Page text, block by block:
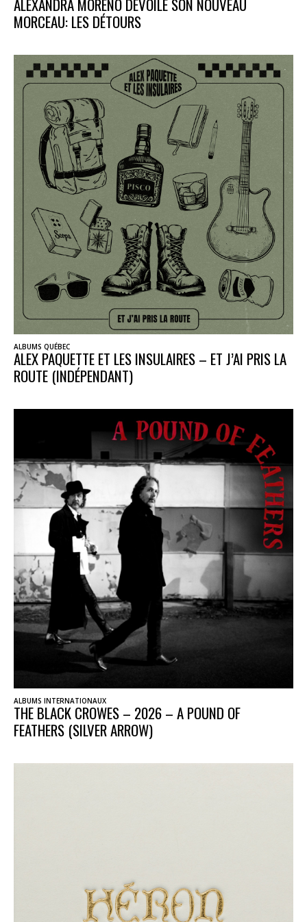
MORCEAU: LES DÉTOURS
ALBUMS QUÉBEC
ALEX PAQUETTE ET LES INSULAIRES – ET J’AI PRIS LA
ROUTE (INDÉPENDANT)
ALBUMS INTERNATIONAUX
THE BLACK CROWES – 2026 – A POUND OF
FEATHERS (SILVER ARROW)